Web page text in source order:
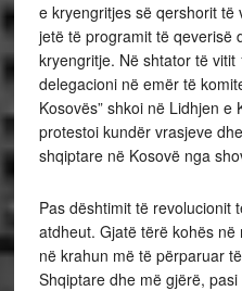
e kryengritjes së qershorit
jetë të programit të qeverisë
kryengritje. Në shtator të
delegacioni në emër të
Kosovës” shkoi në Lidhjen e
protestoi kundër vrasjeve
shqiptare në Kosovë nga
Pas dështimit të revolucionit
atdheut. Gjatë tërë kohës
në krahun më të përparuar
Shqiptare dhe më gjërë,